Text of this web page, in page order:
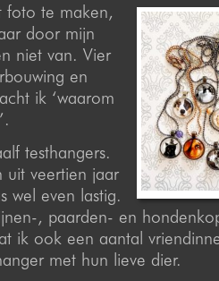
foto te maken,
door mijn
niet van. Vier
en
ik ‘waarom
testhangers.
uit veertien jaar
wel even lastig.
, paarden- en
ik ook een aantal
met hun lieve dier.